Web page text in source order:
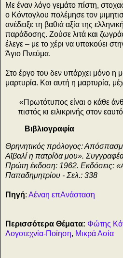
Με έναν λόγο γεμάτο πίστη,
ο Κόντογλου πολέμησε τον
ανέδειξε τη βαθιά αξία της
παράδοσης. Ζούσε λιτά και
έλεγε – με το χέρι να υπακούει
Άγιο Πνεύμα.
Στο έργο του δεν υπάρχει μόνο η
μαρτυρία. Και αυτή η μαρτυρία,
«Πρωτότυπος είναι ο κάθε
πιστός κι ειλικρινής στον
Βιβλιογραφία
Θρηνητικός πρόλογος:
Αϊβαλί η πατρίδα μου».
Πρώτη έκδοση: 1962. Εκδόσεις:
Παπαδημητρίου - Σελ.: 338
Πηγή: Αέναη επΑνάσταση
Περισσότερα Θέματα: Φώτης
Λογοτεχνία-Ποίηση, Μικρά Ασία